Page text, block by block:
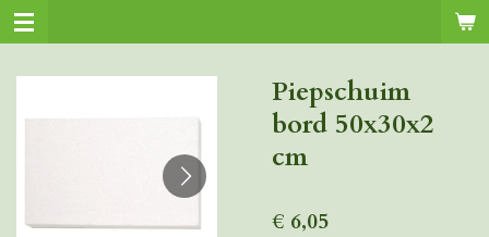
Ga
direct
hoofdinhoud
Piepschuim
bord 50x30x2
cm
€ 6,05